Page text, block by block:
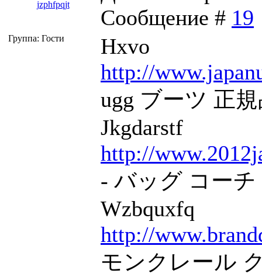
jzphfpqjt
Сообщение # 19
Группа: Гости
Hxvo
http://
ugg ブーツ 正規
Jkgdarstf
http://
- バッグ コーチ
Wzbquxfq
http://
モンクレール